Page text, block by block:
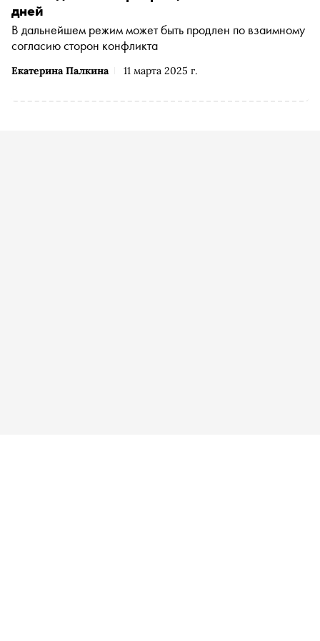
Екатерина Палкина 11 марта 2025 г.
дней
В дальнейшем режим может быть продлен по взаимному
согласию сторон конфликта